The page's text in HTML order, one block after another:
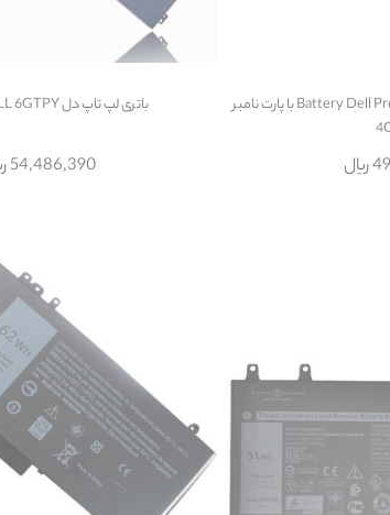
باتری لپتاپ دل Battery Dell Precision 7590 HH با پارت نامبر
باتری لپ تاپ دل Battery DELL 6GTPY
54,486,390 ریال